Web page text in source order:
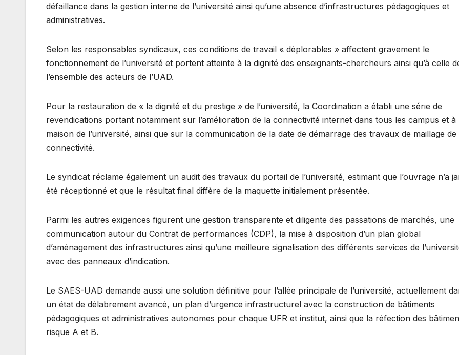
défaillance dans la gestion interne de l’université ainsi qu’une absence d’infrastructures pédagogiques et
administratives.
Selon les responsables syndicaux, ces conditions de travail « déplorables » affectent gravement le
fonctionnement de l’université et portent atteinte à la dignité des enseignants-chercheurs ainsi qu’à celle
l’ensemble des acteurs de l’UAD.
Pour la restauration de « la dignité et du prestige » de l’université, la Coordination a établi une série de
revendications portant notamment sur l’amélioration de la connectivité internet dans tous les campus et à
maison de l’université, ainsi que sur la communication de la date de démarrage des travaux de maillage de
connectivité.
Le syndicat réclame également un audit des travaux du portail de l’université, estimant que l’ouvrage n’a
été réceptionné et que le résultat final diffère de la maquette initialement présentée.
Parmi les autres exigences figurent une gestion transparente et diligente des passations de marchés, une
communication autour du Contrat de performances (CDP), la mise à disposition d’un plan global
d’aménagement des infrastructures ainsi qu’une meilleure signalisation des différents services de
avec des panneaux d’indication.
Le SAES-UAD demande aussi une solution définitive pour l’allée principale de l’université, actuellement
un état de délabrement avancé, un plan d’urgence infrastructurel avec la construction de bâtiments
pédagogiques et administratives autonomes pour chaque UFR et institut, ainsi que la réfection des
risque A et B.